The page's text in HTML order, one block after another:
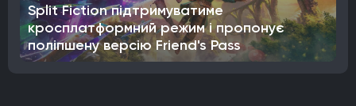
Split Fiction підтримуватиме
кросплатформний режим і пропонує
поліпшену версію Friend's Pass